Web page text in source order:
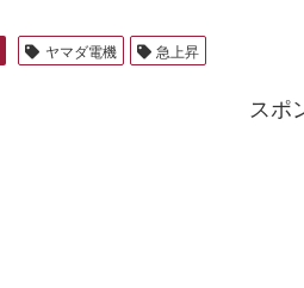
ヤマダ電機 急上昇
スポ